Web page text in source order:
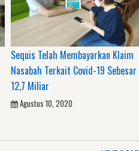
Sequis Telah Membayarkan Klaim
Nasabah Terkait Covid-19 Sebesar
12,7 Miliar
Agustus 10, 2020